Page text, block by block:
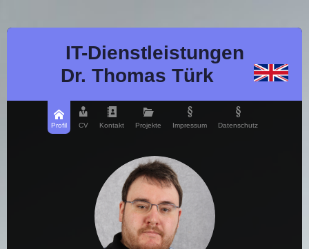
IT-Dienstleistungen
Dr. Thomas Türk
Profil CV Kontakt Projekte Impressum Datenschutz